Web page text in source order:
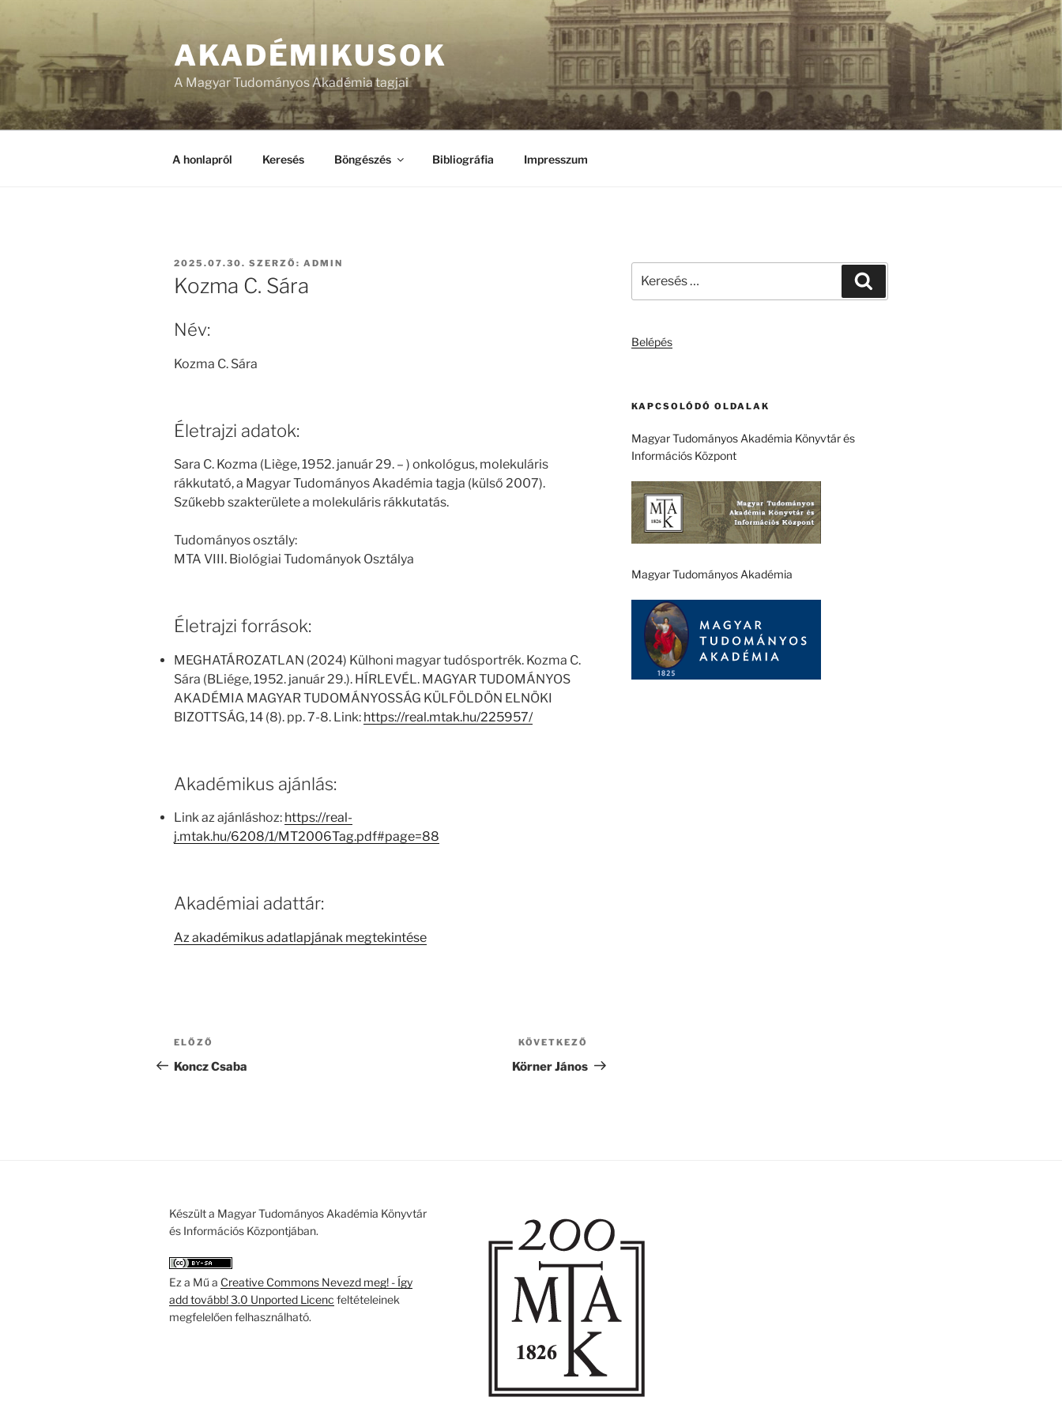
AKADÉMIKUSOK
A Magyar Tudományos Akadémia tagjai
A honlapról Keresés Böngészés Bibliográfia Impresszum
BEKÜLDVE:
2025.07.30. SZERZŐ: ADMIN
Kozma C. Sára
Név:
Kozma C. Sára
Életrajzi adatok:
Sara C. Kozma (Liège, 1952. január 29. – ) onkológus, molekuláris
rákkutató, a Magyar Tudományos Akadémia tagja (külső 2007).
Szűkebb szakterülete a molekuláris rákkutatás.
Tudományos osztály:
MTA VIII. Biológiai Tudományok Osztálya
Életrajzi források:
MEGHATÁROZATLAN (2024) Külhoni magyar tudósportrék. Kozma C.
Sára (BLiége, 1952. január 29.). HÍRLEVÉL. MAGYAR TUDOMÁNYOS
AKADÉMIA MAGYAR TUDOMÁNYOSSÁG KÜLFÖLDÖN ELNÖKI
BIZOTTSÁG, 14 (8). pp. 7-8. Link: https://real.mtak.hu/225957/
Akadémikus ajánlás:
Link az ajánláshoz: https://real-
j.mtak.hu/6208/1/MT2006Tag.pdf#page=88
Akadémiai adattár:
Az akadémikus adatlapjának megtekintése
Bejegyzés
navigáció
Korábbi
bejegyzés
ELŐZŐ
Koncz Csaba
bejegyzés
KÖVETKEZŐ
Körner János
következő
Belépés
KAPCSOLÓDÓ OLDALAK
Magyar Tudományos Akadémia Könyvtár és
Információs Központ
Magyar Tudományos Akadémia
Készült a Magyar Tudományos Akadémia Könyvtár
és Információs Központjában.
Ez a Mű a Creative Commons Nevezd meg! - Így
add tovább! 3.0 Unported Licenc feltételeinek
megfelelően felhasználható.